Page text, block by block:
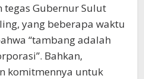
Gubernur Sulut
yang beberapa waktu
“tambang adalah
Bahkan,
komitmennya untuk